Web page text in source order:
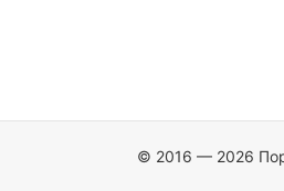
© 2016 — 2026